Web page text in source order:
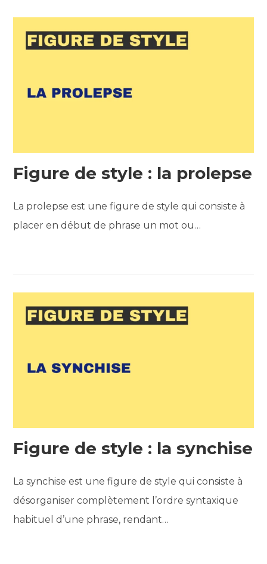
Figure de style : la prolepse
La prolepse est une figure de style qui consiste à
placer en début de phrase un mot ou…
Figure de style : la synchise
La synchise est une figure de style qui consiste à
désorganiser complètement l’ordre syntaxique
habituel d’une phrase, rendant…